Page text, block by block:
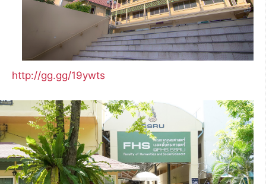
http://gg.gg/19ywts